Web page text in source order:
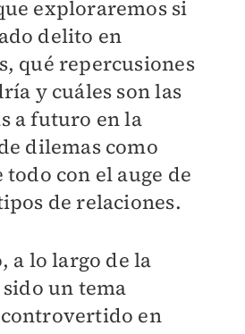
exploraremos si
delito en
qué repercusiones
y cuáles son las
a futuro en la
dilemas como
todo con el auge de
de relaciones.
a lo largo de la
un tema
en